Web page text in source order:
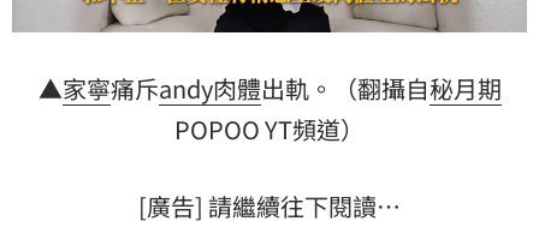
▲家寧痛斥andy肉體出軌。（翻攝自秘月期
POPOO YT頻道）
[廣告] 請繼續往下閱讀…